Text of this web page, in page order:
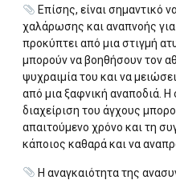
Επίσης, είναι σημαντικό
χαλάρωσης και αναπνοής
προκύπτει από μια στιγμή
μπορούν να βοηθήσουν τον
ψυχραιμία του και να
από μια ξαφνική αναποδιά. Η
διαχείριση του άγχους
απαιτούμενο χρόνο και τη
κάποιος καθαρά και να
Η αναγκαιότητα της